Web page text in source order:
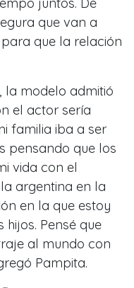
que van a
que la relación
la modelo admitió
el actor sería
familia iba a ser
pensando que los
vida con el
argentina en la
en la que estoy
hijos. Pensé que
al mundo con
Pampita.